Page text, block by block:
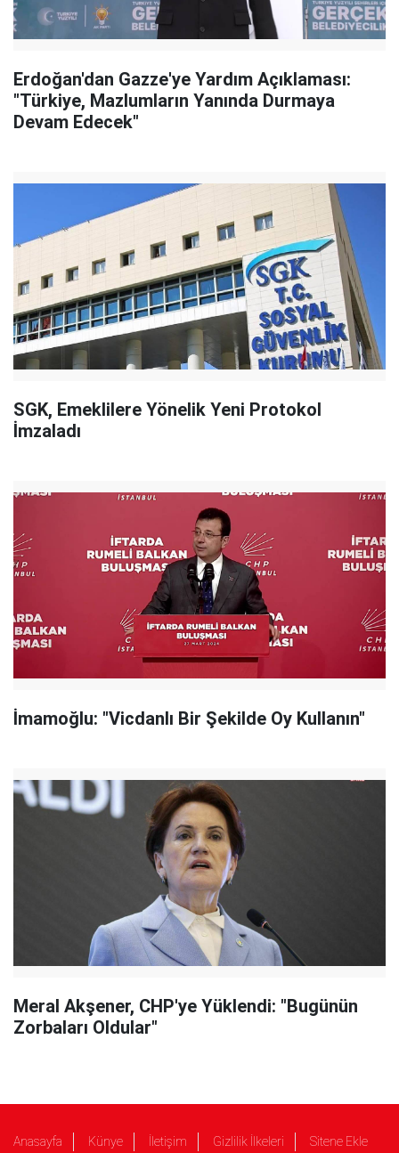
Erdoğan'dan Gazze'ye Yardım Açıklaması:
"Türkiye, Mazlumların Yanında Durmaya
Devam Edecek"
SGK, Emeklilere Yönelik Yeni Protokol
İmzaladı
İmamoğlu: "Vicdanlı Bir Şekilde Oy Kullanın"
Meral Akşener, CHP'ye Yüklendi: "Bugünün
Zorbaları Oldular"
Anasayfa Künye İletişim Gizlilik İlkeleri Sitene Ekle